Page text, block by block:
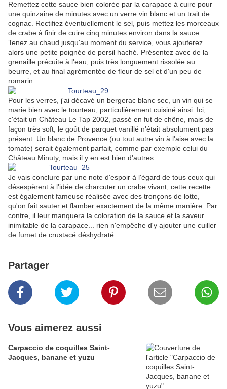
Remettez cette sauce bien colorée par la carapace à cuire pour
une quinzaine de minutes avec un verre vin blanc et un trait de
cognac. Rectifiez éventuellement le sel, puis mettez les morceaux
de crabe à finir de cuire cinq minutes environ dans la sauce.
Tenez au chaud jusqu'au moment du service, vous ajouterez
alors une petite poignée de persil haché. Présentez avec de la
grenaille précuite à l'eau, puis très longuement rissolée au
beurre, et au final agrémentée de fleur de sel et d'un peu de
romarin.
Pour les verres, j'ai décavé un bergerac blanc sec, un vin qui se
marie bien avec le tourteau, particulièrement cuisiné ainsi. Ici,
c'était un Château Le Tap 2002, passé en fut de chêne, mais de
façon très soft, le goût de parquet vanillé n'était absolument pas
présent. Un blanc de Provence (ou tout autre vin à l'aise avec la
tomate) serait également parfait, comme par exemple celui du
Château Minuty, mais il y en est bien d'autres...
Je vais conclure par une note d'espoir à l'égard de tous ceux qui
désespèrent à l'idée de charcuter un crabe vivant, cette recette
est également fameuse réalisée avec des tronçons de lotte,
qu'on fait sauter et flamber exactement de la même manière. Par
contre, il leur manquera la coloration de la sauce et la saveur
inimitable de la carapace... rien n'empêche d'y ajouter une cuiller
de fumet de crustacé déshydraté.
Partager
Vous aimerez aussi
Carpaccio de coquilles Saint-
Jacques, banane et yuzu